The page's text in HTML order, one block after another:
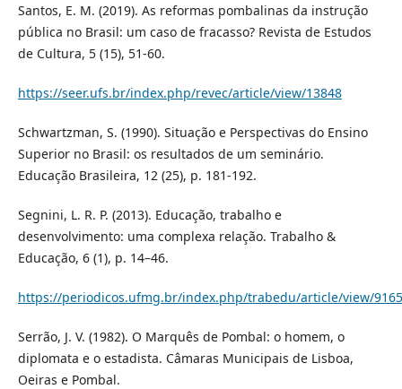
Santos, E. M. (2019). As reformas pombalinas da instrução
pública no Brasil: um caso de fracasso? Revista de Estudos
de Cultura, 5 (15), 51-60.
https://seer.ufs.br/index.php/revec/article/view/13848
Schwartzman, S. (1990). Situação e Perspectivas do Ensino
Superior no Brasil: os resultados de um seminário.
Educação Brasileira, 12 (25), p. 181-192.
Segnini, L. R. P. (2013). Educação, trabalho e
desenvolvimento: uma complexa relação. Trabalho &
Educação, 6 (1), p. 14–46.
https://periodicos.ufmg.br/index.php/trabedu/article/view/9165
Serrão, J. V. (1982). O Marquês de Pombal: o homem, o
diplomata e o estadista. Câmaras Municipais de Lisboa,
Oeiras e Pombal.